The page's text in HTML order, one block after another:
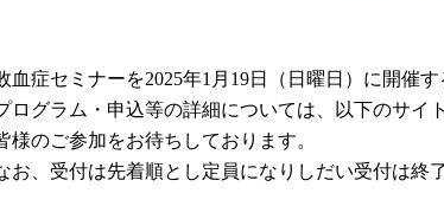
血症セミナーを2025年1月19日（日曜日）に開催す
ログラム・申込等の詳細については、以下のサイ
様のご参加をお待ちしております。
お、受付は先着順とし定員になりしだい受付は終